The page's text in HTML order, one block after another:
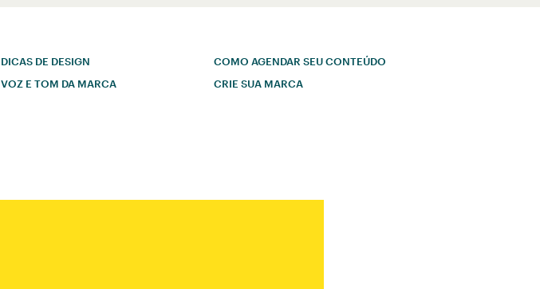
DICAS DE DESIGN
VOZ E TOM DA MARCA
COMO AGENDAR SEU CONTEÚDO
CRIE SUA MARCA